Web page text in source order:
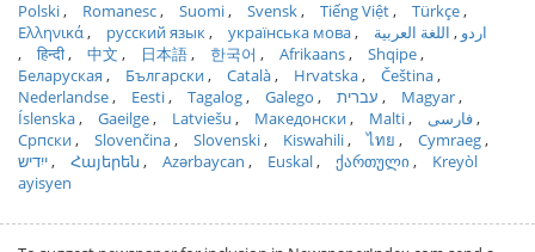
Polski
Romanesc Suomi Svensk Tiếng Việt
Türkçe
Ελληνικά
русский язык українська мова اردو
اللغة العربية
हिन्दी
中文 日本語 한국어 Afrikaans
Shqipe
Беларуская
Български Català Hrvatska
Čeština
Nederlandse
Eesti Tagalog Galego עברית
Magyar
Íslenska
Gaeilge Latviešu Македонски Malti
فارسی
Српски
Slovenčina Slovenski Kiswahili ไทย
Cymraeg
ייִדיש
Հայերեն Azərbaycan Euskal ქართული
Kreyòl
ayisyen